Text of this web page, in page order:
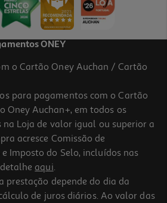
4.0
Chocolate E Avelã 80g
ONEY
o Cartão Oney Auchan / Cartão
para pagamentos com o Cartão
Oney Auchan+, em todos os
Loja de valor igual ou superior a
acresce Comissão de
Imposto do Selo, incluídos nas
aqui.
prestação depende do dia da
de juros diários. Ao valor das